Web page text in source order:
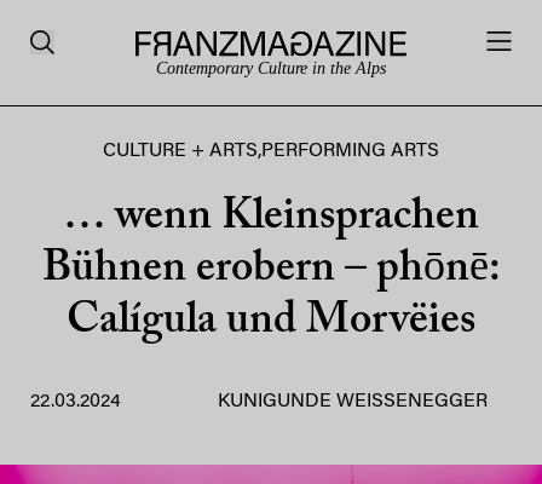
Contemporary Culture in the Alps
CULTURE + ARTS,PERFORMING ARTS
… wenn Kleinsprachen
Bühnen erobern – phōnē:
Calígula und Morvëies
22.03.2024 KUNIGUNDE WEISSENEGGER